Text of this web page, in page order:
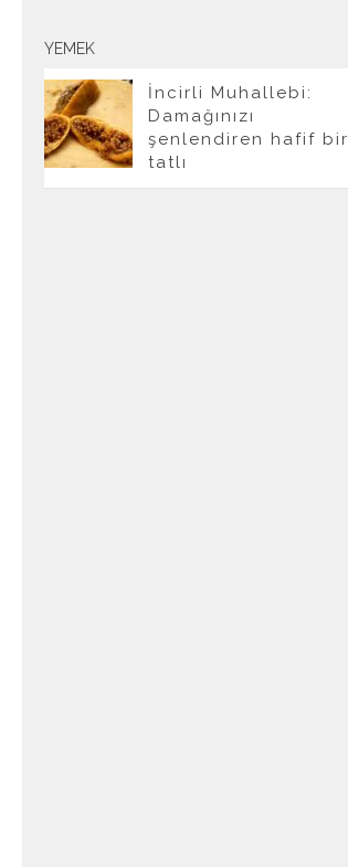
YEMEK
İncirli Muhallebi:
Damağınızı
şenlendiren hafif bir
tatlı